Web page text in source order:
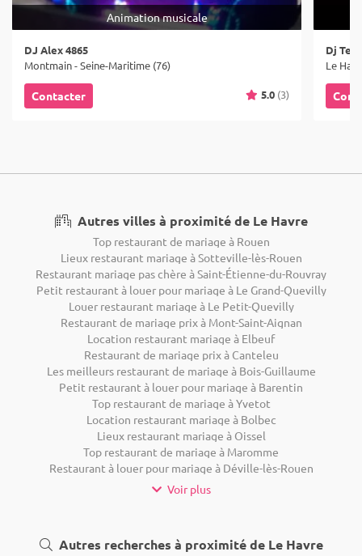
Animation musicale
DJ Alex 4865
Montmain - Seine-Maritime (76)
Contacter 5.0 (3)
Dj
Le
Autres villes à proximité de Le Havre
Top restaurant de mariage à Rouen
Lieux restaurant mariage à Sotteville-lès-Rouen
Restaurant mariage pas chère à Saint-Étienne-du-Rouvray
Petit restaurant à louer pour mariage à Le Grand-Quevilly
Louer restaurant mariage à Le Petit-Quevilly
Restaurant de mariage prix à Mont-Saint-Aignan
Location restaurant mariage à Elbeuf
Restaurant de mariage prix à Canteleu
Les meilleurs restaurant de mariage à Bois-Guillaume
Petit restaurant à louer pour mariage à Barentin
Top restaurant de mariage à Yvetot
Location restaurant mariage à Bolbec
Lieux restaurant mariage à Oissel
Top restaurant de mariage à Maromme
Restaurant à louer pour mariage à Déville-lès-Rouen
Voir plus
Autres recherches à proximité de Le Havre